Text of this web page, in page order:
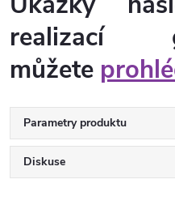
realizací
můžete
Parametry produktu
Diskuse